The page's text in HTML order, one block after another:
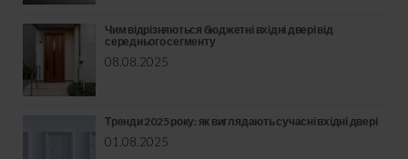
Чим відрізняються бюджетні вхідні двері від
середнього сегменту
08.08.2025
Тренди 2025 року: як виглядають сучасні вхідні двері
01.08.2025